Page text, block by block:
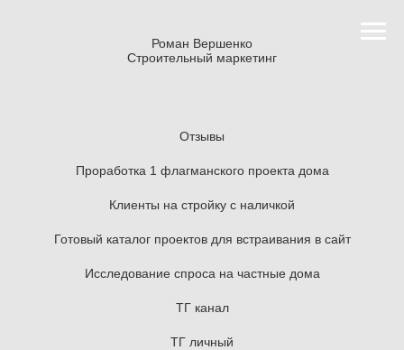
Роман Вершенко
Строительный маркетинг
Отзывы
Проработка 1 флагманского проекта дома
Клиенты на стройку с наличкой
Готовый каталог проектов для встраивания в сайт
Исследование спроса на частные дома
ТГ канал
ТГ личный